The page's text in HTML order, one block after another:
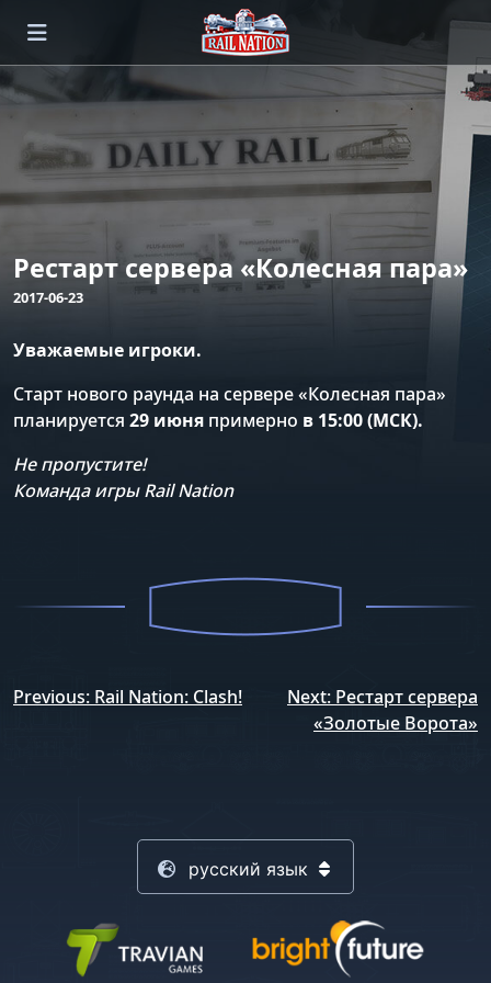
Рестарт сервера «Колесная пара»
2017-06-23
Уважаемые игроки.
Старт нового раунда на сервере «Колесная пара»
планируется 29 июня примерно в 15:00 (МСК).
Не пропустите!
Команда игры Rail Nation
Навигация
Previous: Rail Nation: Clash! Next: Рестарт сервера
«Золотые Ворота»
русский язык